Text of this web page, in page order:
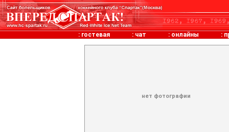
: гостевая : чат : онлайны :
нет фотографии